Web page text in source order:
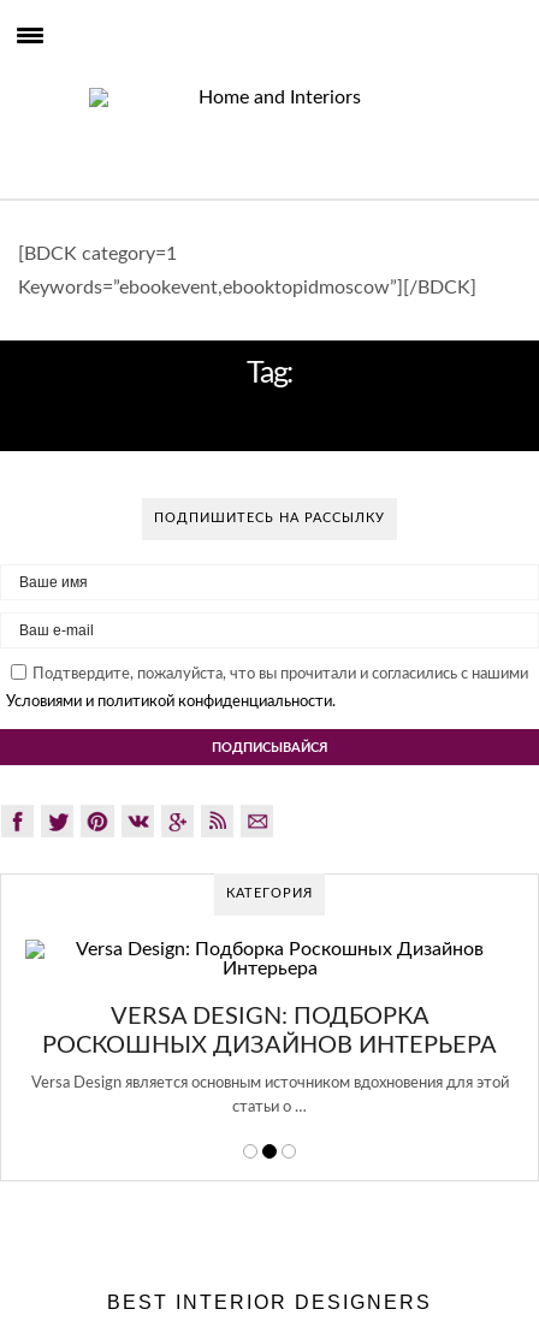
[BDCK category=1
Keywords=”ebookevent,ebooktopidmoscow”][/BDCK]
Tag:
ПОДПИШИТЕСЬ НА РАССЫЛКУ
Подтвердите, пожалуйста, что вы прочитали и согласились с нашими
Условиями и политикой конфиденциальности.
КАТЕГОРИЯ
VERSA DESIGN: ПОДБОРКА
РОСКОШНЫХ ДИЗАЙНОВ ИНТЕРЬЕРА
Design является основным источником вдохновения для этой
статьи о …
BEST INTERIOR DESIGNERS